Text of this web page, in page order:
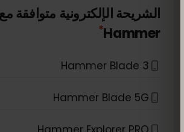
الشريحة الإلكترونية متوافقة مع
Hammer
*
Hammer Blade 3
Hammer Blade 5G